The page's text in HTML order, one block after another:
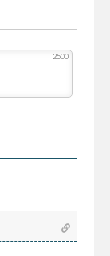
2500